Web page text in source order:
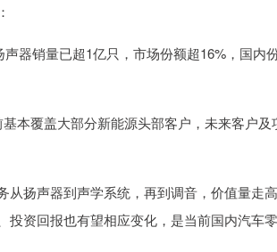
器销量已超1亿只，市场份额超16%，国内
本覆盖大部分新能源头部客户，未来客户及
扬声器到声学系统，再到调音，价值量走
资回报也有望相应变化，是当前国内汽车